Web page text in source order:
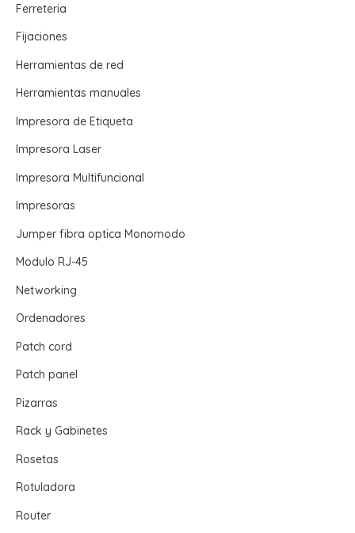
Ferreteria
Fijaciones
Herramientas de red
Herramientas manuales
Impresora de Etiqueta
Impresora Laser
Impresora Multifuncional
Impresoras
Jumper fibra optica Monomodo
Modulo RJ-45
Networking
Ordenadores
Patch cord
Patch panel
Pizarras
Rack y Gabinetes
Rosetas
Rotuladora
Router